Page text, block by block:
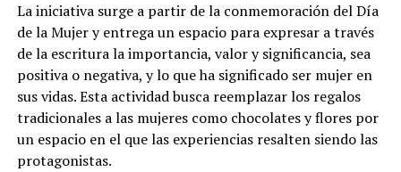
La iniciativa surge a partir de la conmemoración del Día
de la Mujer y entrega un espacio para expresar a través
de la escritura la importancia, valor y significancia, sea
positiva o negativa, y lo que ha significado ser mujer en
sus vidas. Esta actividad busca reemplazar los regalos
tradicionales a las mujeres como chocolates y flores por
un espacio en el que las experiencias resalten siendo las
protagonistas.